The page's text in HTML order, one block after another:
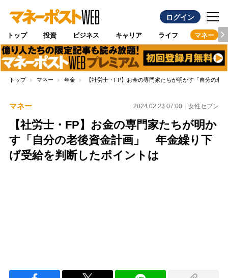
ログイン
トップ 投資 ビジネス キャリア ライフ マネー
トップ マネー 年金 【社労士・FP】お金の専門家たちが明かす「自分の
マネー 2024.02.23 07:00 女性セブン
【社労士・FP】お金の専門家たちが明か
す「自分の老後資金計画」 年金繰り下
げ受給を判断したポイントは